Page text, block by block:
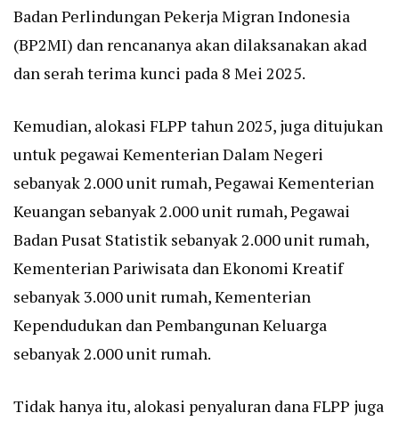
Badan Perlindungan Pekerja Migran Indonesia
(BP2MI) dan rencananya akan dilaksanakan akad
dan serah terima kunci pada 8 Mei 2025.
Kemudian, alokasi FLPP tahun 2025, juga ditujukan
untuk pegawai Kementerian Dalam Negeri
sebanyak 2.000 unit rumah, Pegawai Kementerian
Keuangan sebanyak 2.000 unit rumah, Pegawai
Badan Pusat Statistik sebanyak 2.000 unit rumah,
Kementerian Pariwisata dan Ekonomi Kreatif
sebanyak 3.000 unit rumah, Kementerian
Kependudukan dan Pembangunan Keluarga
sebanyak 2.000 unit rumah.
Tidak hanya itu, alokasi penyaluran dana FLPP juga